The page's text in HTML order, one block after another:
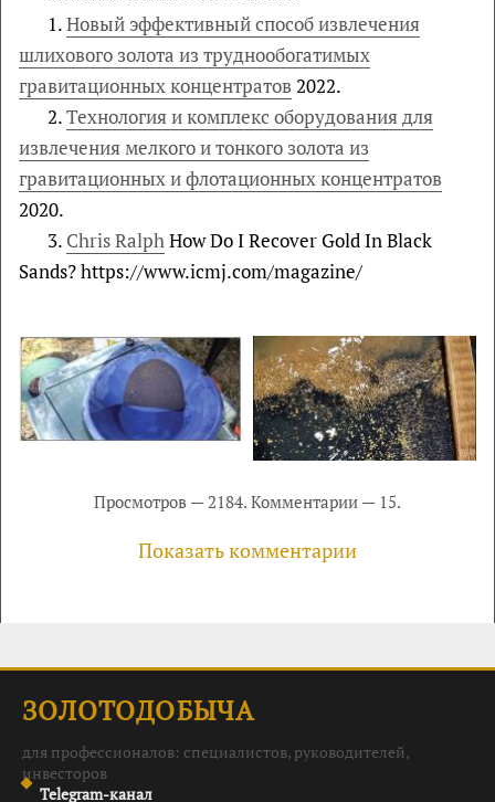
1.Новый эффективный способ извлечения
шлихового золота из труднообогатимых
гравитационных концентратов 2022.
2.Технология и комплекс оборудования для
извлечения мелкого и тонкого золота из
гравитационных и флотационных концентратов
2020.
3. Chris RalphHow Do I Recover Gold In Black
Sands? https://www.icmj.com/magazine/
Просмотров — 2184. Комментарии — 15.
Показать комментарии
ЗОЛОТОДОБЫЧА
для профессионалов: специалистов, руководителей,
инвесторов
Telegram-канал